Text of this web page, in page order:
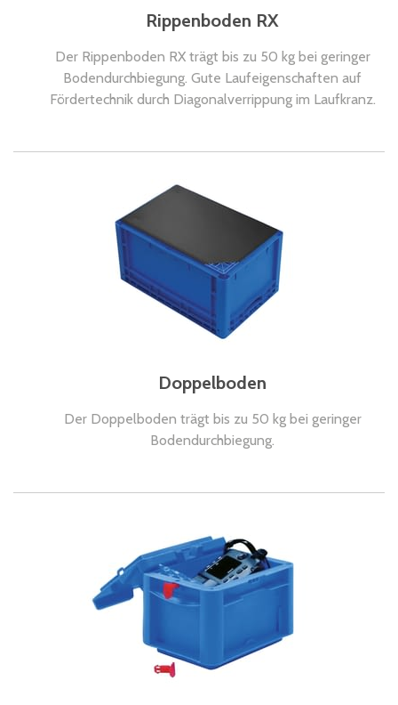
Rippenboden RX
Der Rippenboden RX trägt bis zu 50 kg bei geringer
Bodendurchbiegung. Gute Laufeigenschaften auf
Fördertechnik durch Diagonalverrippung im Laufkranz.
Doppelboden
Der Doppelboden trägt bis zu 50 kg bei geringer
Bodendurchbiegung.